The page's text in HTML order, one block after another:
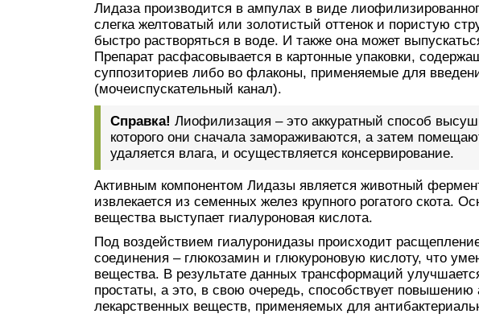
Лидаза производится в ампулах в виде
слегка желтоватый или золотистый оттенок и пористую
быстро растворяться в воде. И также она может
Препарат расфасовывается в картонные упаковки,
суппозиториев либо во флаконы, применяемые для
(мочеиспускательный канал).
Справка! Лиофилизация – это аккуратный способ
которого они сначала замораживаются, а затем
удаляется влага, и осуществляется консервирование.
Активным компонентом Лидазы является животный
извлекается из семенных желез крупного рогатого скота.
вещества выступает гиалуроновая кислота.
Под воздействием гиалуронидазы происходит
соединения – глюкозамин и глюкуроновую кислоту, что
вещества. В результате данных трансформаций
простаты, а это, в свою очередь, способствует повышению
лекарственных веществ, применяемых для